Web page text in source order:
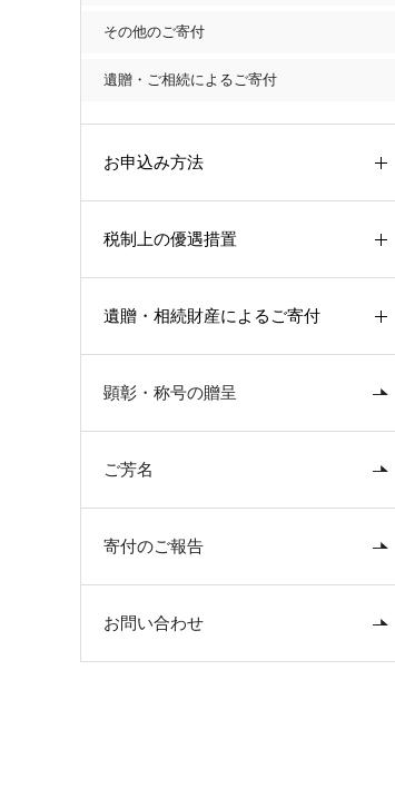
その他のご寄付
遺贈・ご相続によるご寄付
お申込み方法
税制上の優遇措置
遺贈・相続財産によるご寄付
顕彰・称号の贈呈
ご芳名
寄付のご報告
お問い合わせ